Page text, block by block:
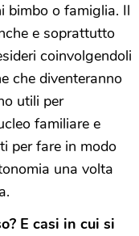
bimbo o famiglia. Il
e soprattutto
coinvolgendoli
che diventeranno
utili per
familiare e
per fare in modo
una volta
E casi in cui si